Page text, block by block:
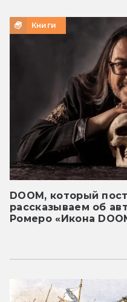
Книги
DOOM, который
рассказываем об
Ромеро «Икона